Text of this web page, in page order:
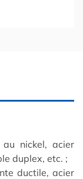
nickel, acier
duplex, etc. ;
ductile, acier